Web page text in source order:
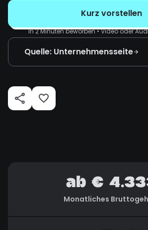
Kurz vorstellen
In 2 Minuten beworben • Video oder
Quelle: Unternehmensseite
ab €
Monatliches